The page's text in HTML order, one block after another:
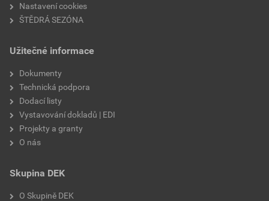
Nastavení cookies
ŠTĚDRÁ SEZÓNA
Užitečné informace
Dokumenty
Technická podpora
Dodací listy
Vystavování dokladů | EDI
Projekty a granty
O nás
Skupina DEK
O Skupině DEK